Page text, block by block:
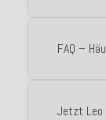
FAQ –
Jetzt Leo